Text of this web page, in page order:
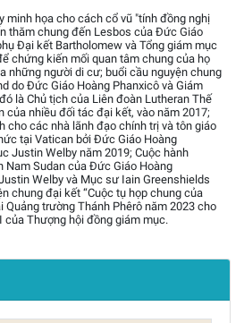
minh họa cho cách cổ vũ "tính đồng nghị
thăm chung đến Lesbos của Đức Giáo
Đại kết Bartholomew và Tổng giám mục
chứng kiến mối quan tâm chung của họ
những người di cư; buổi cầu nguyện chung
do Đức Giáo Hoàng Phanxicô và Giám
là Chủ tịch của Liên đoàn Lutheran Thế
của nhiều đối tác đại kết, vào năm 2017;
cho các nhà lãnh đạo chính trị và tôn giáo
tại Vatican bởi Đức Giáo Hoàng
Justin Welby năm 2019; Cuộc hành
Nam Sudan của Đức Giáo Hoàng
Welby và Mục sư Iain Greenshields
chung đại kết “Cuộc tụ họp chung của
Quảng trường Thánh Phêrô năm 2023 cho
của Thượng hội đồng giám mục.